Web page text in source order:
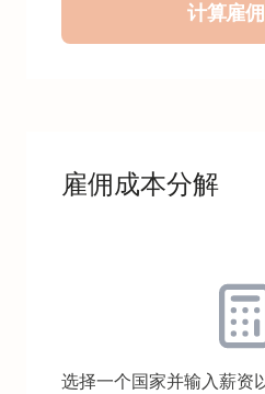
计算雇
雇佣成本分解
选择一个国家并输入薪资